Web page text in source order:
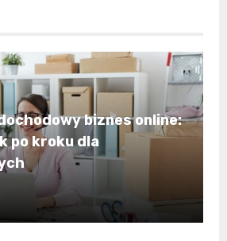
biznes online:
po kroku dla